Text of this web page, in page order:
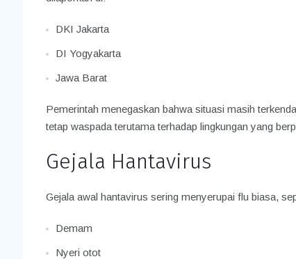
DKI Jakarta
DI Yogyakarta
Jawa Barat
Pemerintah menegaskan bahwa situasi masih
tetap waspada terutama terhadap lingkungan yang
Gejala Hantavirus
Gejala awal hantavirus sering menyerupai flu biasa,
Demam
Nyeri otot